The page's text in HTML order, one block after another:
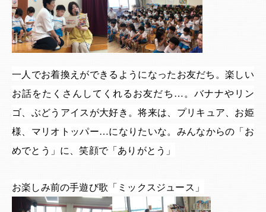
一人でお着換えができるようになったお友だち。楽しい
お話をたくさんしてくれるお友だち…。バナナやリン
ゴ、ぶどうアイスが大好き。将来は、プリキュア、お姫
様、マリオトッパー…になりたいな。みんなからの「お
めでとう」に、笑顔で「ありがとう」
お楽しみ前の手遊び歌「ミックスジュース」